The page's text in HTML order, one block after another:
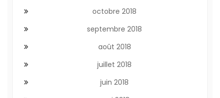
octobre 2018
septembre 2018
août 2018
juillet 2018
juin 2018